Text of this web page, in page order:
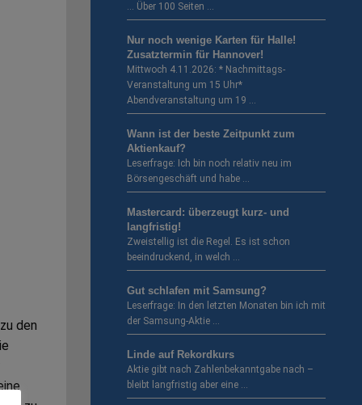
den
… Über 100 Seiten …
Nur noch wenige Karten für Halle!
Zusatztermin für Hannover!
Mittwoch 4.11.2026: * Nachmittags-
Veranstaltung um 15 Uhr*
Abendveranstaltung um 19 …
Wann ist der beste Zeitpunkt zum
Aktienkauf?
Leserfrage: Ich bin noch relativ neu im
Börsengeschäft und habe …
Mastercard: überzeugt kurz- und
langfristig!
Zweistellig ist die Regel. Es ist schon
beeindruckend, in welch …
Gut schlafen mit Samsung?
Leserfrage: In den letzten Monaten bin ich mit
der Samsung-Aktie …
Linde auf Rekordkurs
Aktie gibt nach Zahlenbekanntgabe nach –
bleibt langfristig aber eine …